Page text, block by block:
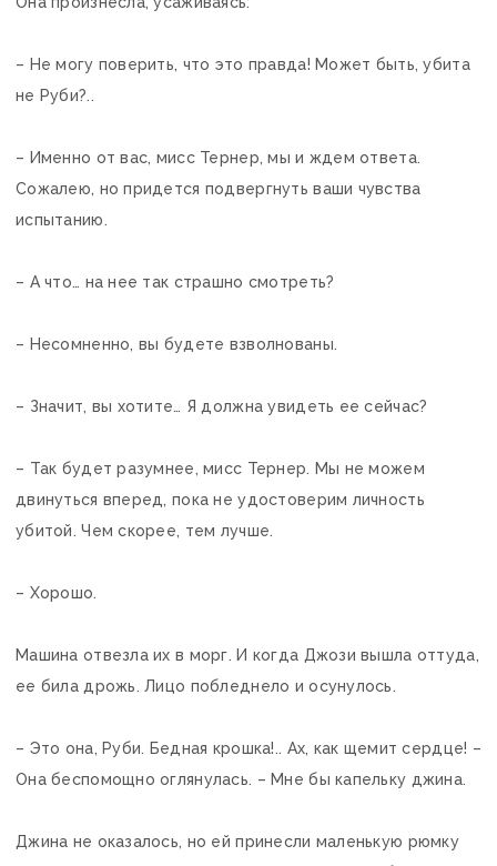
– Не могу поверить, что это правда! Может быть, убита
не Руби?..
– Именно от вас, мисс Тернер, мы и ждем ответа.
Сожалею, но придется подвергнуть ваши чувства
испытанию.
– А что… на нее так страшно смотреть?
– Несомненно, вы будете взволнованы.
– Значит, вы хотите… Я должна увидеть ее сейчас?
– Так будет разумнее, мисс Тернер. Мы не можем
двинуться вперед, пока не удостоверим личность
убитой. Чем скорее, тем лучше.
– Хорошо.
Машина отвезла их в морг. И когда Джози вышла оттуда,
ее била дрожь. Лицо побледнело и осунулось.
– Это она, Руби. Бедная крошка!.. Ах, как щемит сердце! –
Она беспомощно оглянулась. – Мне бы капельку джина.
Джина не оказалось, но ей принесли маленькую рюмку